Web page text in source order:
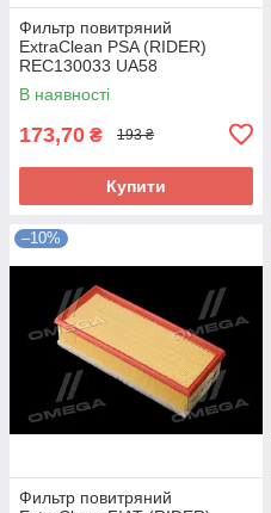
Фильтр повитряний
ExtraClean PSA (RIDER)
REC130033 UA58
В наявності
173,70 ₴ 193 ₴
Купити
–10%
Фильтр повитряний